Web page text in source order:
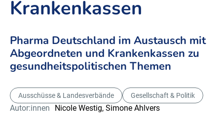
Krankenkassen
Pharma Deutschland im Austausch mit
Abgeordneten und Krankenkassen zu
gesundheitspolitischen Themen
Ausschüsse & Landesverbände Gesellschaft & Politik
Autor:innen Nicole Westig, Simone Ahlvers